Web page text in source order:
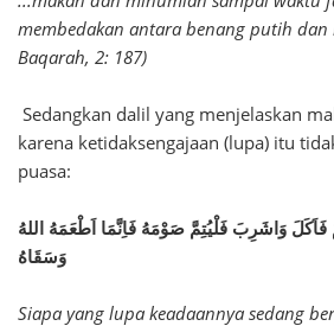
membedakan antara benang putih dan
Baqarah, 2: 187)
Sedangkan dalil yang menjelaskan
karena ketidaksengajaan (lupa) itu
puasa:
وَاشَرِبَ فَلْيُتِمَّ صَوْمَهُ فَاِنَّمَا اَطْعَمَهُ اللهُ
Siapa yang lupa keadaannya sedang